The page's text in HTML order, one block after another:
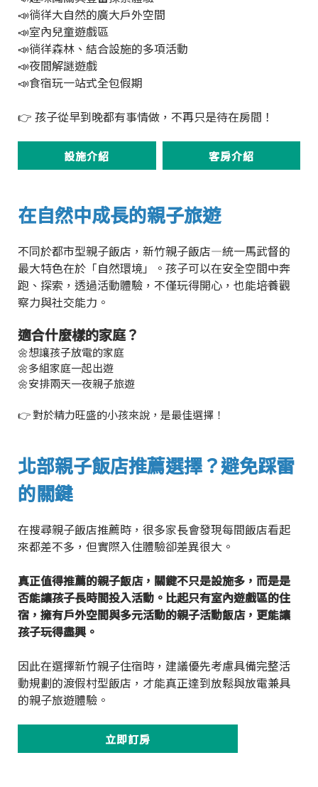
📣徜徉大自然的廣大戶外空間
📣室內兒童遊戲區
📣徜徉森林、結合設施的多項活動
📣夜間解謎遊戲
📣食宿玩一站式全包假期
👉 孩子從早到晚都有事情做，不再只是待在房間！
設施介紹 客房介紹
在自然中成長的親子旅遊
不同於都市型親子飯店，新竹親子飯店—統一馬武督的
最大特色在於「自然環境」。孩子可以在安全空間中奔
跑、探索，透過活動體驗，不僅玩得開心，也能培養觀
察力與社交能力。
適合什麼樣的家庭？
🌼想讓孩子放電的家庭
🌼多組家庭一起出遊
🌼安排兩天一夜親子旅遊
👉 對於精力旺盛的小孩來說，是最佳選擇！
北部親子飯店推薦選擇？避免踩雷
的關鍵
在搜尋親子飯店推薦時，很多家長會發現每間飯店看起
來都差不多，但實際入住體驗卻差異很大。
真正值得推薦的親子飯店，關鍵不只是設施多，而是是
否能讓孩子長時間投入活動。比起只有室內遊戲區的住
宿，擁有戶外空間與多元活動的親子活動飯店，更能讓
孩子玩得盡興。
因此在選擇新竹親子住宿時，建議優先考慮具備完整活
動規劃的渡假村型飯店，才能真正達到放鬆與放電兼具
的親子旅遊體驗。
立即訂房